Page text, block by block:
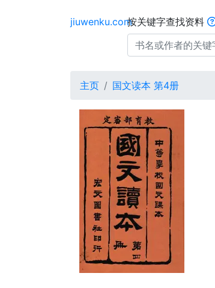
jiuwenku.com按关键字查找资料
主页 国文读本 第4册